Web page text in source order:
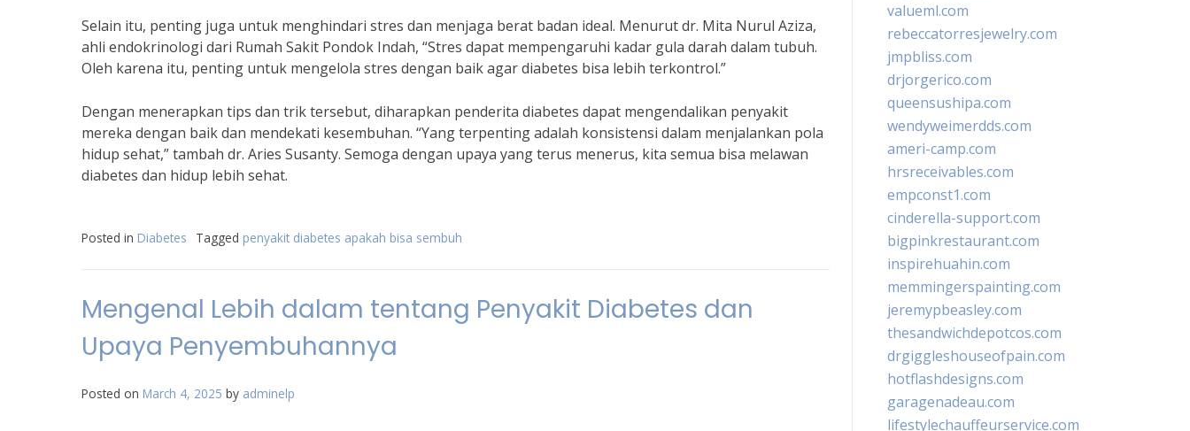
Selain itu, penting juga untuk menghindari stres dan menjaga berat badan ideal. Menurut dr. Mita Nurul Aziza,
ahli endokrinologi dari Rumah Sakit Pondok Indah, “Stres dapat mempengaruhi kadar gula darah dalam tubuh.
Oleh karena itu, penting untuk mengelola stres dengan baik agar diabetes bisa lebih terkontrol.”
Dengan menerapkan tips dan trik tersebut, diharapkan penderita diabetes dapat mengendalikan penyakit
mereka dengan baik dan mendekati kesembuhan. “Yang terpenting adalah konsistensi dalam menjalankan pola
hidup sehat,” tambah dr. Aries Susanty. Semoga dengan upaya yang terus menerus, kita semua bisa melawan
diabetes dan hidup lebih sehat.
Posted in Diabetes Tagged penyakit diabetes apakah bisa sembuh
Mengenal Lebih dalam tentang Penyakit Diabetes dan
Upaya Penyembuhannya
Posted on March 4, 2025 by adminelp
valueml.com
rebeccatorresjewelry.com
jmpbliss.com
drjorgerico.com
queensushipa.com
wendyweimerdds.com
ameri-camp.com
hrsreceivables.com
empconst1.com
cinderella-support.com
bigpinkrestaurant.com
inspirehuahin.com
memmingerspainting.com
jeremypbeasley.com
thesandwichdepotcos.com
drgiggleshouseofpain.com
hotflashdesigns.com
garagenadeau.com
lifestylechauffeurservice.com